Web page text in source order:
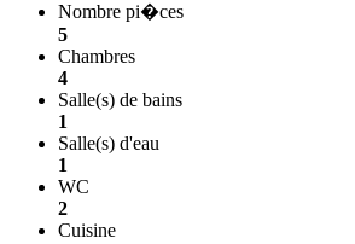
Nombre pi�ces
5
Chambres
4
Salle(s) de bains
1
Salle(s) d'eau
1
WC
2
Cuisine